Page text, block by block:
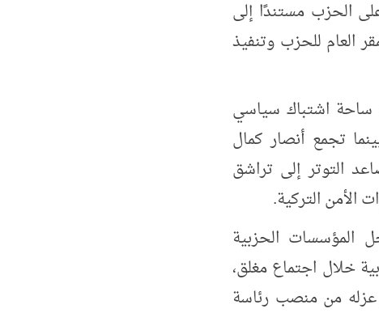
الحزب مستندًا إلى
العام للحزب وتنفيذ
اشتباك سياسي
تجمع أنصار كمال
التوتر إلى تراشق
الأمن التركية.
المؤسسات الحزبية
خلال اجتماع مغلق،
عزله من منصب رئاسة